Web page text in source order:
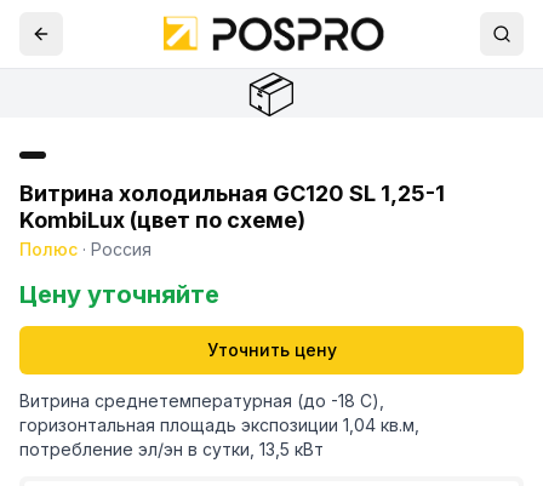
📦
Витрина холодильная GС120 SL 1,25-1
KombiLux (цвет по схеме)
Полюс · Россия
Цену уточняйте
Уточнить цену
Витрина среднетемпературная (до -18 С),
горизонтальная площадь экспозиции 1,04 кв.м,
потребление эл/эн в сутки, 13,5 кВт